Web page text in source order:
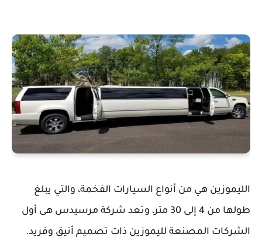
الليموزين هي من أنواع السيارات الفخمة، والتي يبلغ
طولها من 4 إلى 30 متر، وتعد شركة مرسيدس هى أول
الشركات المصنعة لليموزين ذات تصميم أنيق وفريد.